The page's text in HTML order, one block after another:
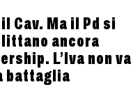
Cav. Ma il Pd si
ancora
L’Iva non va
battaglia